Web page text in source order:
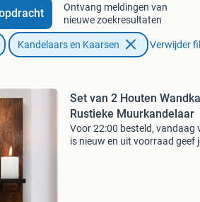
Ontvang meldingen van
nieuwe zoekresultaten
Kandelaars en Kaarsen Verwijder
Set van 2 Houten
Rustieke Muurkandelaar
Voor 22:00 besteld, vandaag
is nieuw en uit voorraad geef